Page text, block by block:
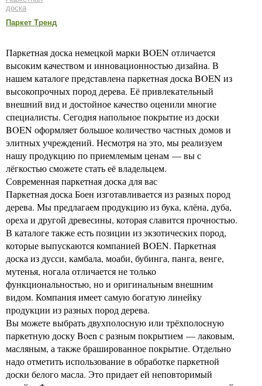
доска
Паркет Тренд
Паркетная доска немецкой марки BOEN отличается
высоким качеством и инновационностью дизайна. В
нашем каталоге представлена паркетная доска BOEN из
высокопрочных пород дерева. Её привлекательный
внешний вид и достойное качество оценили многие
специалисты. Сегодня напольное покрытие из доски
BOEN оформляет большое количество частных домов и
элитных учреждений. Несмотря на это, мы реализуем
нашу продукцию по приемлемым ценам — вы с
лёгкостью сможете стать её владельцем.
Современная паркетная доска для вас
Паркетная доска Боен изготавливается из разных пород
дерева. Мы предлагаем продукцию из бука, клёна, дуба,
ореха и другой древесины, которая славится прочностью.
В каталоге также есть позиции из экзотических пород,
которые выпускаются компанией BOEN. Паркетная
доска из дусси, камбала, моаби, бубинга, панга, венге,
мутенья, ногала отличается не только
функциональностью, но и оригинальным внешним
видом. Компания имеет самую богатую линейку
продукции из разных пород дерева.
Вы можете выбрать двухполосную или трёхполосную
паркетную доску Boen с разным покрытием — лаковым,
масляным, а также брашированное покрытие. Отдельно
надо отметить использование в обработке паркетной
доски белого масла. Это придает ей неповторимый